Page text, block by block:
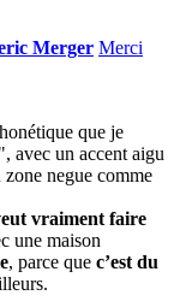
Merger Merci
que je
avec un accent aigu
negue comme
vraiment faire
une maison
, parce que c’est du